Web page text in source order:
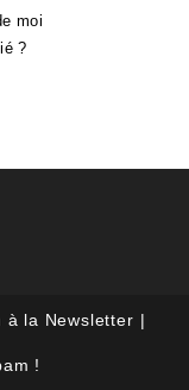
moi
?
à la Newsletter
!